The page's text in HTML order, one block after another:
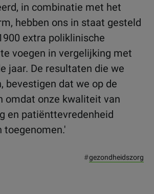
in combinatie met het
hebben ons in staat gesteld
extra poliklinische
voegen in vergelijking met
jaar. De resultaten die we
bevestigen dat we op de
omdat onze kwaliteit van
en patiënttevredenheid
toegenomen.'
#gezondheidszorg